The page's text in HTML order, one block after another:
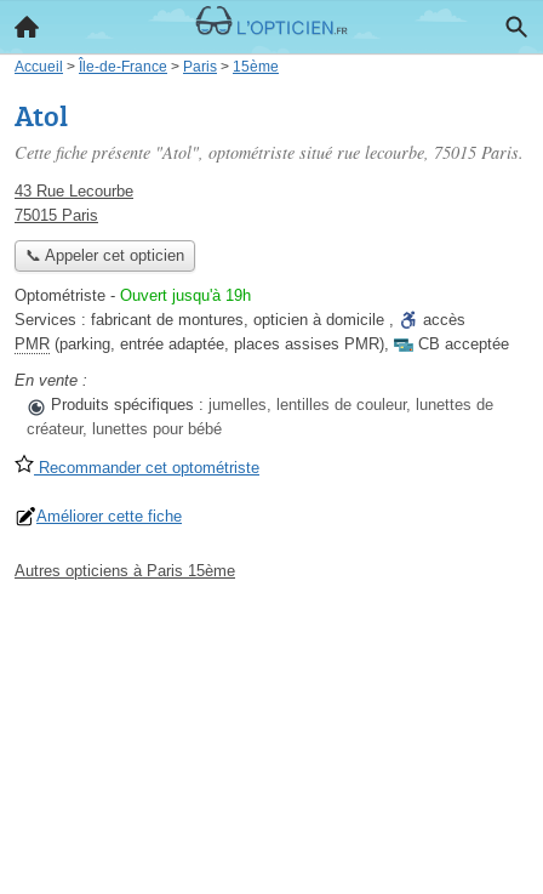
Accueil > Île-de-France > Paris > 15ème
Atol
Cette fiche présente "Atol", optométriste situé rue lecourbe, 75015 Paris.
43 Rue Lecourbe
75015 Paris
📞 Appeler cet opticien
Optométriste - Ouvert jusqu'à 19h
Services : fabricant de montures, opticien à domicile ,
accès
PMR (parking, entrée adaptée, places assises PMR),
CB acceptée
En vente :
Produits spécifiques : jumelles, lentilles de couleur, lunettes de
créateur, lunettes pour bébé
Recommander cet optométriste
Améliorer cette fiche
Autres opticiens à Paris 15ème